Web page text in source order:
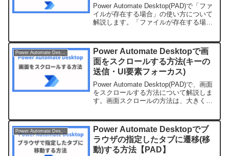
Power Automate Desktop(PAD)で「ファ
イルが存在する場合」の使い方について
解説します。「ファイルが存在する場
イルがあるかどうかを判断するための
ア...
Power Automate Desktop
Power Automate Desktopで画
面をスクロールする方法(キーの
送信・UI要素フォーカス)
Power Automate Desktop(PAD)で、画面
をスクロールする方法について解説しま
す。画面スクロールの方法は、大きく分
上のテキスト フィールドをフォ...
Power Automate Desktopでブ
ラウザの指定したタブに遷移(移
動)する方法【PAD】